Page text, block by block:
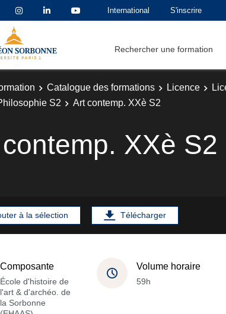
International S'inscrire
Rechercher une formation
Catalogue des formations Licence
S2
Art contemp. XXè S2
XXè S2
à la sélection Télécharger
Composante
École d'histoire de
l'art & d'archéo. de
la Sorbonne
Volume horaire
59h